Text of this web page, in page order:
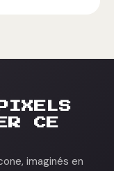
CE
imaginés en